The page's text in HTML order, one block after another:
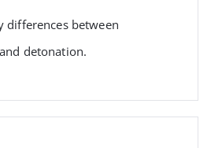
differences between
detonation.